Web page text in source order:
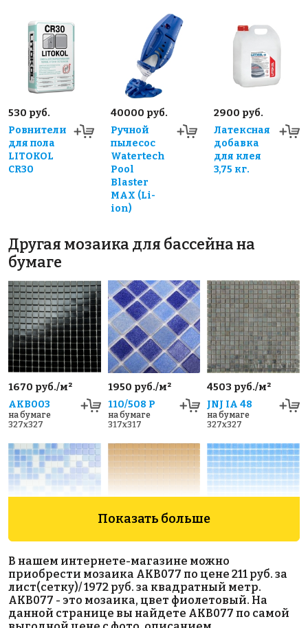
530 руб.
Ровнители
для пола
LITOKOL
CR30
40000 руб.
Ручной
пылесос
Watertech
Pool
Blaster
MAX (Li-
ion)
2900 руб.
Латексная
добавка
для клея
3,75 кг.
Другая мозаика для бассейна на
бумаге
1670 руб./м²
AKB003
на бумаге
327x327
1950 руб./м²
110/508 P
на бумаге
317x317
4503 руб./м²
JNJ IA 48
на бумаге
327x327
AKB017
на бумаге
327x327
AKB087
на бумаге
327x327
AKB061
на бумаге
327x327
Показать больше
В нашем интернете-магазине можно
приобрести мозаика AKB077 по цене 211 руб. за
лист(сетку)/ 1972 руб. за квадратный метр.
AKB077 - это мозаика, цвет фиолетовый. На
данной странице вы найдете AKB077 по самой